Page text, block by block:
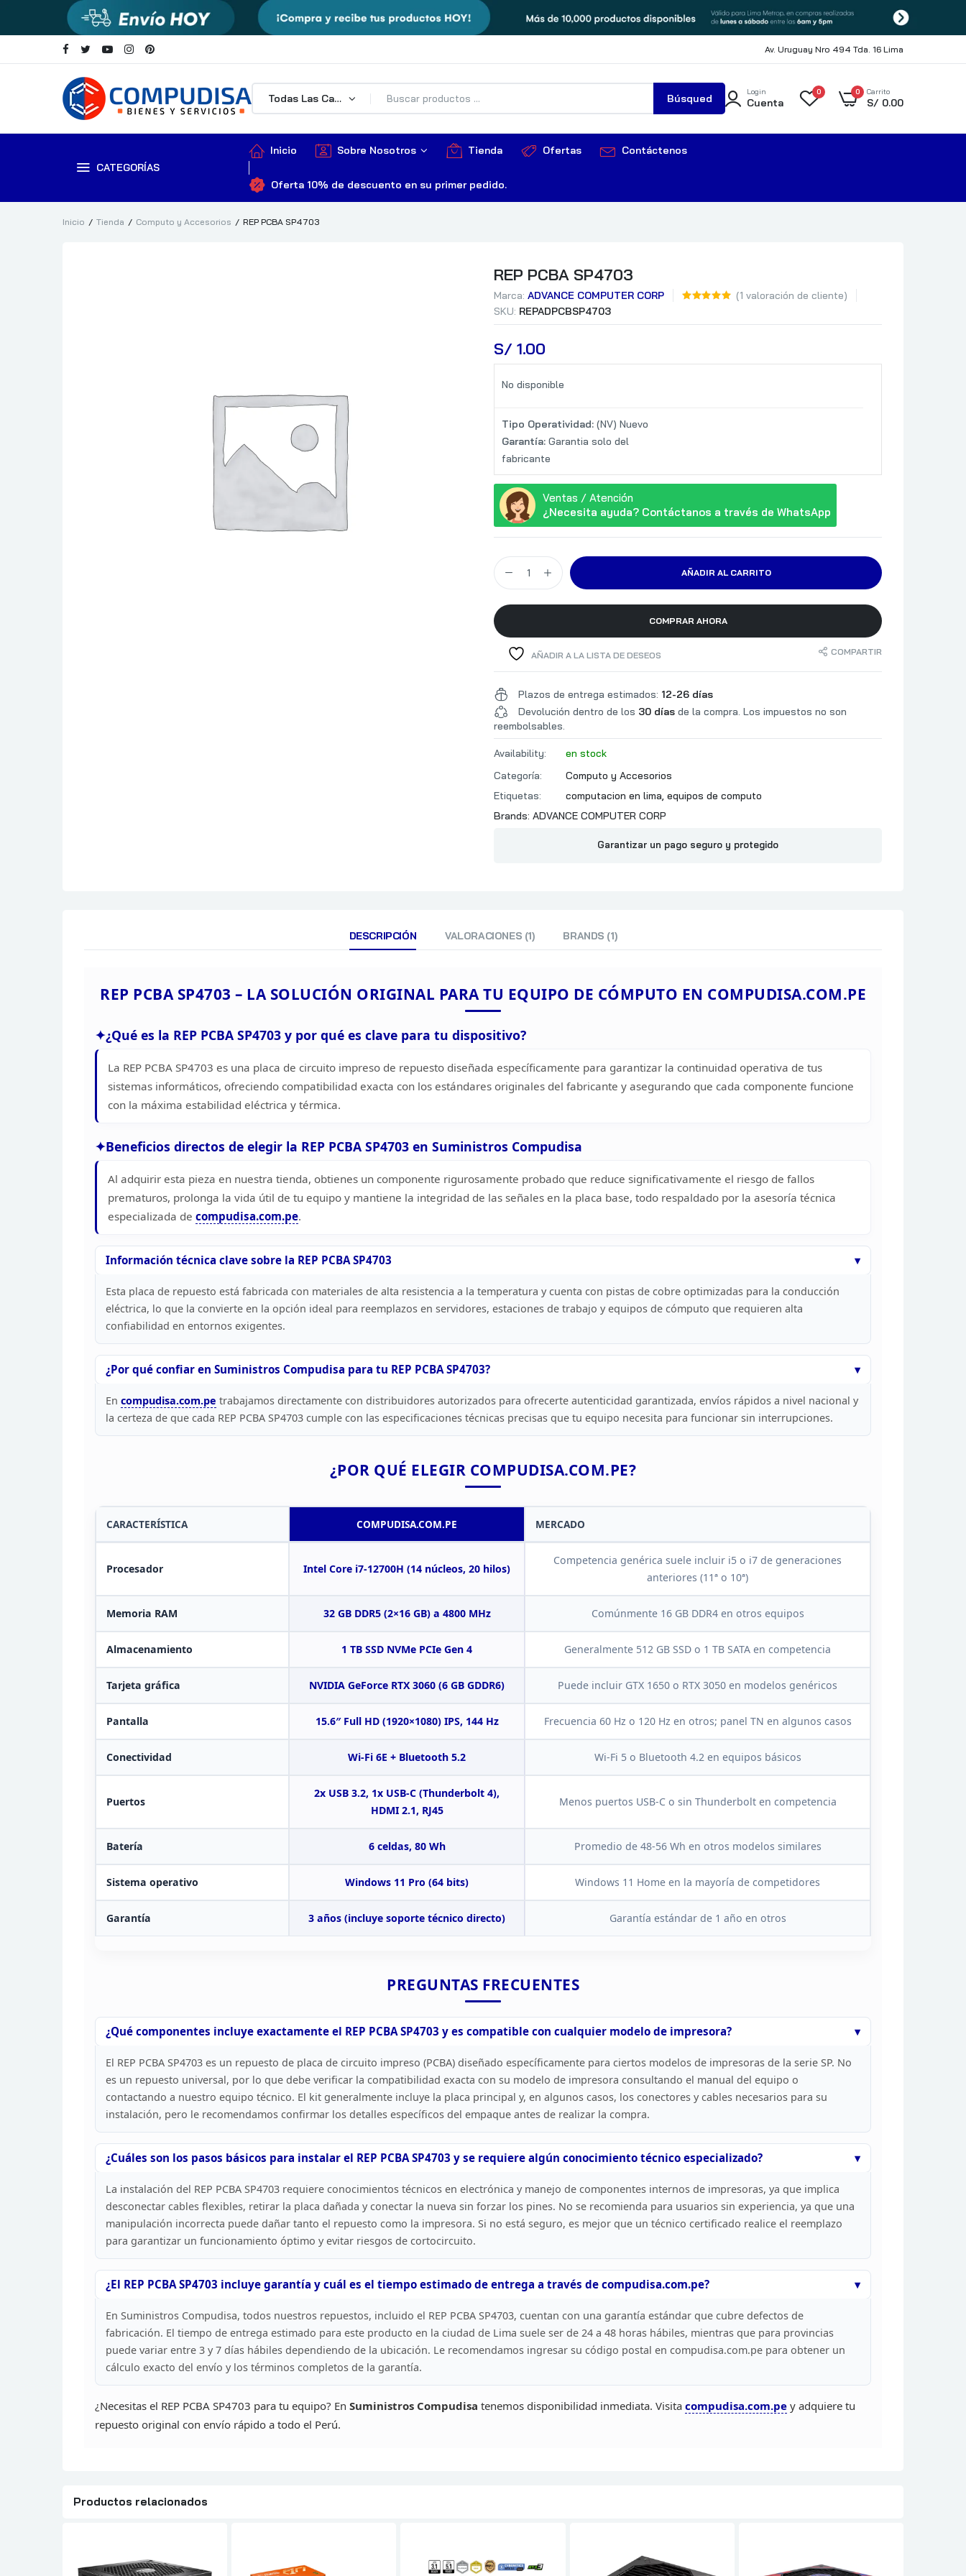
Av. Uruguay Nro 494 Tda. 16 Lima
Todas Las Categorías
Búsqued
a
Login
Cuenta
0 0 Carrito
S/ 0.00
CATEGORÍAS
Inicio Sobre Nosotros Tienda Ofertas Contáctenos
Oferta 10% de descuento en su primer pedido.
Inicio Tienda Computo y Accesorios REP PCBA SP4703
REP PCBA SP4703
Marca: ADVANCE COMPUTER CORP (1 valoración de cliente)
SKU: REPADPCBSP4703
S/ 1.00
No disponible
Tipo Operatividad: (NV) Nuevo
Garantía: Garantia solo del
fabricante
Ventas / Atención
¿Necesita ayuda? Contáctanos a través de WhatsApp
AÑADIR AL CARRITO
COMPRAR AHORA
AÑADIR A LA LISTA DE DESEOS COMPARTIR
Plazos de entrega estimados: 12-26 días
Devolución dentro de los 30 días de la compra. Los impuestos no son
reembolsables.
Availability:
en stock
Categoría:
Computo y Accesorios
Etiquetas:
computacion en lima, equipos de computo
Brands: ADVANCE COMPUTER CORP
Garantizar un pago seguro y protegido
DESCRIPCIÓN VALORACIONES (1) BRANDS (1)
REP PCBA SP4703 – LA SOLUCIÓN ORIGINAL PARA TU EQUIPO DE CÓMPUTO EN COMPUDISA.COM.PE
¿Qué es la REP PCBA SP4703 y por qué es clave para tu dispositivo?
La REP PCBA SP4703 es una placa de circuito impreso de repuesto diseñada específicamente para garantizar la continuidad operativa de tus
sistemas informáticos, ofreciendo compatibilidad exacta con los estándares originales del fabricante y asegurando que cada componente funcione
con la máxima estabilidad eléctrica y térmica.
Beneficios directos de elegir la REP PCBA SP4703 en Suministros Compudisa
Al adquirir esta pieza en nuestra tienda, obtienes un componente rigurosamente probado que reduce significativamente el riesgo de fallos
prematuros, prolonga la vida útil de tu equipo y mantiene la integridad de las señales en la placa base, todo respaldado por la asesoría técnica
especializada de compudisa.com.pe.
Información técnica clave sobre la REP PCBA SP4703
Esta placa de repuesto está fabricada con materiales de alta resistencia a la temperatura ycuenta con pistas de cobre optimizadas para la conducción
eléctrica, lo que la convierte en la opción ideal para reemplazos en servidores, estaciones de trabajo y equipos de cómputo que requieren alta
confiabilidad en entornos exigentes.
¿Por qué confiar en Suministros Compudisa para tu REP PCBA SP4703?
En compudisa.com.pe trabajamos directamente con distribuidores autorizados para ofrecerte autenticidad garantizada, envíos rápidos a nivel nacional y
la certeza de que cada REP PCBA SP4703 cumple con las especificaciones técnicas precisas que tu equipo necesita para funcionar sin interrupciones.
¿POR QUÉ ELEGIR COMPUDISA.COM.PE?
CARACTERÍSTICA COMPUDISA.COM.PE MERCADO
Procesador Intel Core i7-12700H (14 núcleos, 20 hilos)
Competencia genérica suele incluir i5 o i7 de generaciones
anteriores (11ª o 10ª)
Memoria RAM 32 GB DDR5 (2×16 GB) a 4800MHz Comúnmente 16 GB DDR4 en otros equipos
Almacenamiento 1 TB SSD NVMe PCIe Gen 4 Generalmente 512 GB SSD o 1 TB SATA en competencia
Tarjeta gráfica NVIDIA GeForce RTX3060 (6 GB GDDR6) Puede incluir GTX 1650 o RTX 3050 en modelos genéricos
Pantalla 15.6″Full HD (1920×1080) IPS, 144 Hz Frecuencia 60 Hz o 120 Hz en otros; panel TN en algunos casos
Conectividad Wi-Fi 6E + Bluetooth 5.2 Wi-Fi 5 o Bluetooth 4.2 en equipos básicos
Puertos
2x USB 3.2, 1x USB-C (Thunderbolt 4),
HDMI 2.1, RJ45
Menos puertos USB-C o sin Thunderbolt en competencia
Batería 6 celdas, 80Wh Promedio de 48-56 Wh en otros modelos similares
Sistema operativo Windows 11 Pro (64 bits) Windows 11 Home en la mayoría de competidores
Garantía 3 años (incluye soporte técnico directo) Garantía estándar de 1 año en otros
PREGUNTAS FRECUENTES
¿Qué componentes incluye exactamente el REP PCBA SP4703 y es compatible con cualquier modelo de impresora?
El REP PCBA SP4703 es un repuesto de placa de circuito impreso (PCBA) diseñado específicamente para ciertos modelos de impresoras de la serie SP. No
es un repuesto universal, por lo que debe verificar la compatibilidad exacta con su modelo de impresora consultando el manual del equipo o
contactando a nuestro equipo técnico. El kit generalmente incluye la placa principal y, en algunos casos, los conectores y cables necesarios para su
instalación, pero le recomendamos confirmar los detalles específicos del empaque antes de realizar la compra.
¿Cuáles son los pasos básicos para instalar el REP PCBA SP4703 y se requiere algún conocimiento técnico especializado?
La instalación del REP PCBA SP4703 requiere conocimientos técnicos en electrónica y manejo de componentes internos de impresoras, ya que implica
desconectar cables flexibles, retirar la placa dañada y conectar la nueva sin forzar los pines. No se recomienda para usuarios sin experiencia, ya que una
manipulación incorrecta puede dañar tanto el repuesto como la impresora. Si no está seguro, es mejor que un técnico certificado realice el reemplazo
para garantizar un funcionamiento óptimo y evitar riesgos de cortocircuito.
¿El REP PCBASP4703 incluye garantía y cuál es el tiempo estimado de entrega a través de compudisa.com.pe?
En Suministros Compudisa, todos nuestros repuestos, incluido el REP PCBA SP4703, cuentan con una garantía estándar que cubre defectos de
fabricación. El tiempo de entrega estimado para este producto en la ciudad de Lima suele ser de 24 a 48 horas hábiles, mientras que para provincias
puede variar entre 3 y 7 días hábiles dependiendo de la ubicación. Le recomendamos ingresar su código postal en compudisa.com.pe para obtener un
cálculo exacto del envío y los términos completos de la garantía.
¿Necesitas el REP PCBA SP4703 para tu equipo? En Suministros Compudisa tenemos disponibilidad inmediata. Visita compudisa.com.pe y adquiere tu
repuesto original con envío rápido a todo el Perú.
Productos relacionados